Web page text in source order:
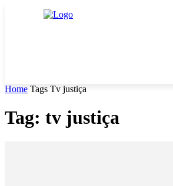
Home Tags Tv justiça
Tag: tv justiça